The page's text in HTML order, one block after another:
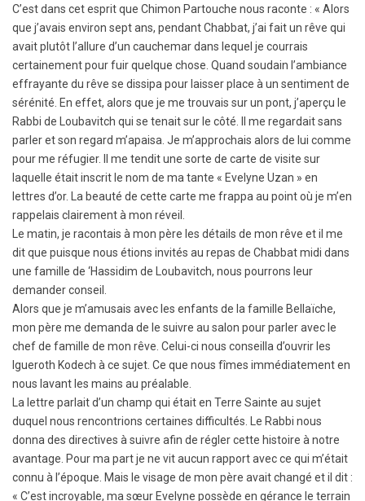
C’est dans cet esprit que Chimon Partouche nous raconte : « Alors
que j’avais environ sept ans, pendant Chabbat, j’ai fait un rêve qui
avait plutôt l’allure d’un cauchemar dans lequel je courrais
certainement pour fuir quelque chose. Quand soudain l’ambiance
effrayante du rêve se dissipa pour laisser place à un sentiment de
sérénité. En effet, alors que je me trouvais sur un pont, j’aperçu le
Rabbi de Loubavitch qui se tenait sur le côté. Il me regardait sans
parler et son regard m’apaisa. Je m’approchais alors de lui comme
pour me réfugier. Il me tendit une sorte de carte de visite sur
laquelle était inscrit le nom de ma tante « Evelyne Uzan » en
lettres d’or. La beauté de cette carte me frappa au point où je m’en
rappelais clairement à mon réveil.
Le matin, je racontais à mon père les détails de mon rêve et il me
dit que puisque nous étions invités au repas de Chabbat midi dans
une famille de ‘Hassidim de Loubavitch, nous pourrons leur
demander conseil.
Alors que je m’amusais avec les enfants de la famille Bellaïche,
mon père me demanda de le suivre au salon pour parler avec le
chef de famille de mon rêve. Celui-ci nous conseilla d’ouvrir les
Igueroth Kodech à ce sujet. Ce que nous fîmes immédiatement en
nous lavant les mains au préalable.
La lettre parlait d’un champ qui était en Terre Sainte au sujet
duquel nous rencontrions certaines difficultés. Le Rabbi nous
donna des directives à suivre afin de régler cette histoire à notre
avantage. Pour ma part je ne vit aucun rapport avec ce qui m’était
connu à l’époque. Mais le visage de mon père avait changé et il dit :
« C’est incroyable, ma sœur Evelyne possède en gérance le terrain